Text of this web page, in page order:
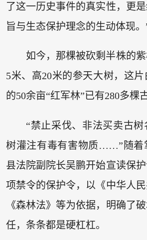
了这一历史事件的真实性，更
旨与生态保护理念的生动体现。
如今，那棵被砍剩半株的
5米、高20米的参天大树，这
的50余亩“红军林”已有280多棵
“禁止采伐、非法买卖古
树灌注有毒有害物质……”随着
县法院副院长吴鹏开始宣读保
项禁令的保护令，以《中华人民
《森林法》等为依据，明确了
任，条条都是硬杠杠。